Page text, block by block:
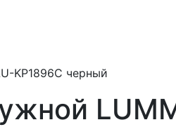
KP1896C черный